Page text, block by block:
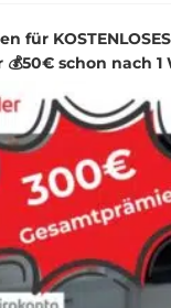
für
schon nach 1